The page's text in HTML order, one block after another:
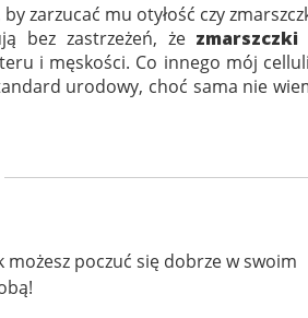
zarzucać mu otyłość czy
bez zastrzeżeń, że zmarszczki
i męskości. Co innego mój
urodowy, choć sama nie
poczuć się dobrze w swoim